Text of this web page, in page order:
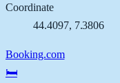
Coordinate
44.4097, 7.3806
Booking.com
🛏️